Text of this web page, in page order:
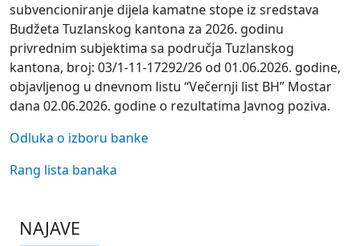
subvencioniranje dijela kamatne stope iz sredstava
Budžeta Tuzlanskog kantona za 2026. godinu
privrednim subjektima sa područja Tuzlanskog
kantona, broj: 03/1-11-17292/26 od 01.06.2026. godine,
objavljenog u dnevnom listu “Večernji list BH” Mostar
dana 02.06.2026. godine o rezultatima Javnog poziva.
Odluka o izboru banke
Rang lista banaka
NAJAVE